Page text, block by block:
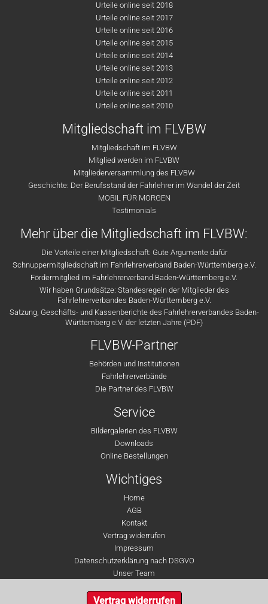
Urteile online seit 2018
Urteile online seit 2017
Urteile online seit 2016
Urteile online seit 2015
Urteile online seit 2014
Urteile online seit 2013
Urteile online seit 2012
Urteile online seit 2011
Urteile online seit 2010
Mitgliedschaft im FLVBW
Mitgliedschaft im FLVBW
Mitglied werden im FLVBW
Mitgliederversammlung des FLVBW
Geschichte: Der Berufsstand der Fahrlehrer im Wandel der Zeit
MOBIL FÜR MORGEN
Testimonials
Mehr über die Mitgliedschaft im FLVBW:
Die Vorteile einer Mitgliedschaft: Gute Argumente dafür
Schnuppermitgliedschaft im Fahrlehrerverband Baden-Württemberg e.V.
Fördermitglied im Fahrlehrerverband Baden-Württemberg e.V.
Wir haben Grundsätze: Standesregeln der Mitglieder des
Fahrlehrerverbandes Baden-Württemberg e.V.
Satzung, Geschäfts- und Kassenberichte des Fahrlehrerverbandes Baden-
Württemberg e.V. der letzten Jahre (PDF)
FLVBW-Partner
Behörden und Institutionen
Fahrlehrerverbände
Die Partner des FLVBW
Service
Bildergalerien des FLVBW
Downloads
Online Bestellungen
Wichtiges
Home
AGB
Kontakt
Vertrag widerrufen
Impressum
Datenschutzerklärung nach DSGVO
Unser Team
Vertrag widerrufen